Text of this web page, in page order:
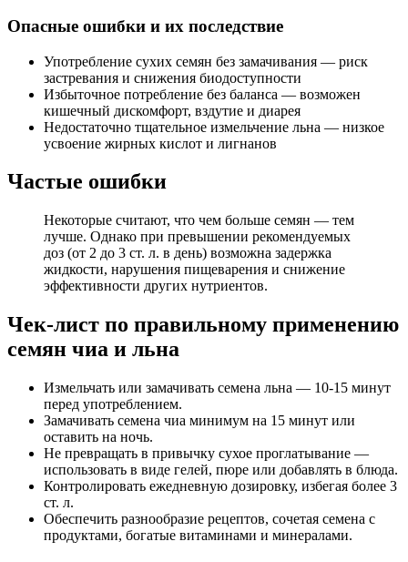
Опасные ошибки и их последствие
Употребление сухих семян без замачивания — риск
застревания и снижения биодоступности
Избыточное потребление без баланса — возможен
кишечный дискомфорт, вздутие и диарея
Недостаточно тщательное измельчение льна — низкое
усвоение жирных кислот и лигнанов
Частые ошибки
Некоторые считают, что чем больше семян — тем
лучше. Однако при превышении рекомендуемых
доз (от 2 до 3 ст. л. в день) возможна задержка
жидкости, нарушения пищеварения и снижение
эффективности других нутриентов.
Чек-лист по правильному применению
семян чиа и льна
Измельчать или замачивать семена льна — 10-15 минут
перед употреблением.
Замачивать семена чиа минимум на 15 минут или
оставить на ночь.
Не превращать в привычку сухое проглатывание —
использовать в виде гелей, пюре или добавлять в блюда.
Контролировать ежедневную дозировку, избегая более 3
ст. л.
Обеспечить разнообразие рецептов, сочетая семена с
продуктами, богатые витаминами и минералами.